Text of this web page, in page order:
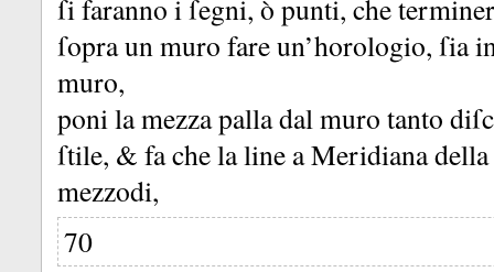
ſi faranno i ſegni, ò punti, che
ſopra un muro fare un’horologio, ſia
muro,
poni la mezza palla dal muro tanto
ſtile, & fa che la line a Meridiana
mezzodi,
70